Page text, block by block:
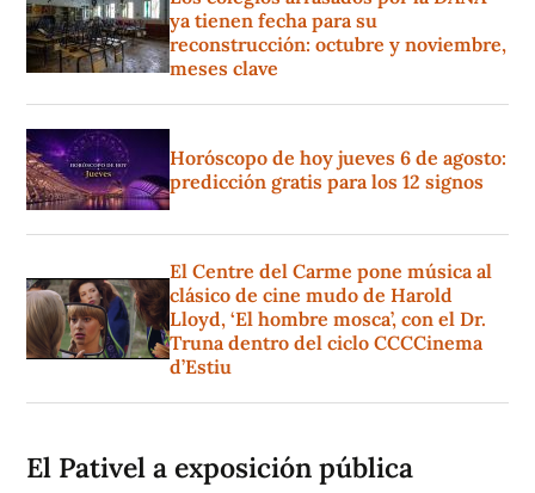
ya tienen fecha para su
reconstrucción: octubre y noviembre,
meses clave
Horóscopo de hoy jueves 6 de agosto:
predicción gratis para los 12 signos
El Centre del Carme pone música al
clásico de cine mudo de Harold
Lloyd, ‘El hombre mosca’, con el Dr.
Truna dentro del ciclo CCCCinema
d’Estiu
El Pativel a exposición pública